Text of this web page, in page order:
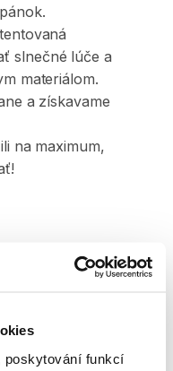
poskytování funkcí
slnečné lúče a
materiálom.
a získavame
na maximum​,​
spálne s